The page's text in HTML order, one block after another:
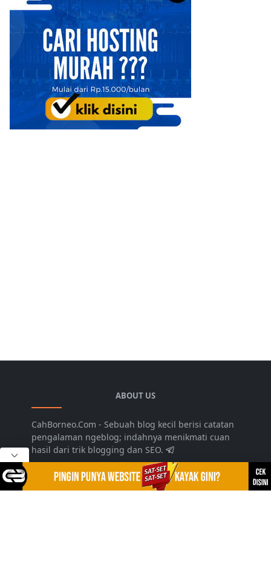
ABOUT US
CahBorneo.Com - Sebuah blog kecil berisi catatan
pengalaman ngeblog; indahnya menikmati cuan
hasil dari trik blogging dan SEO.
LEARN MORE